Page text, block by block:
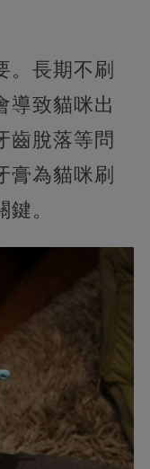
。長期不刷
導致貓咪出
齒脫落等問
膏為貓咪刷
。